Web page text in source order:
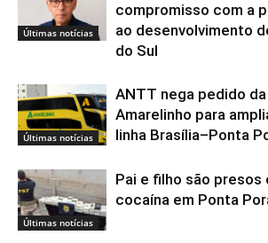
Últimas notícias
compromisso com a
ao desenvolvimento
do Sul
Últimas notícias
ANTT nega pedido
Amarelinho para
linha Brasília–Ponta
Últimas notícias
Pai e filho são presos
cocaína em Ponta